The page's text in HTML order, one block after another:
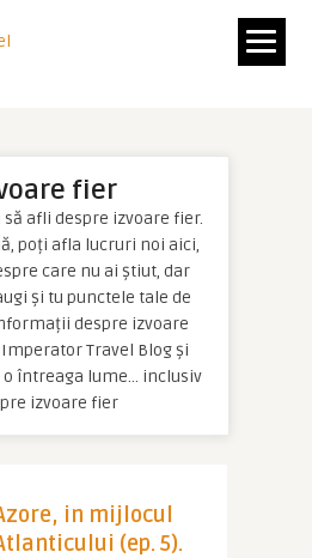
fier
să afli despre izvoare fier.
poți afla lucruri noi aici,
care nu ai știut, dar
și tu punctele tale de
despre izvoare
Travel Blog și
întreaga lume… inclusiv
izvoare fier
in mijlocul
(ep. 5).